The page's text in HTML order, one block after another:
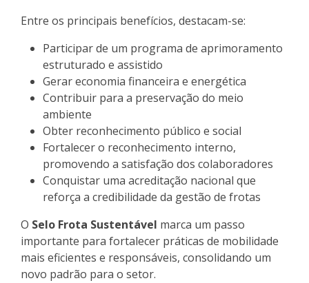
Entre os principais benefícios, destacam-se:
Participar de um programa de aprimoramento
estruturado e assistido
Gerar economia financeira e energética
Contribuir para a preservação do meio
ambiente
Obter reconhecimento público e social
Fortalecer o reconhecimento interno,
promovendo a satisfação dos colaboradores
Conquistar uma acreditação nacional que
reforça a credibilidade da gestão de frotas
O Selo Frota Sustentável marca um passo
importante para fortalecer práticas de mobilidade
mais eficientes e responsáveis, consolidando um
novo padrão para o setor.